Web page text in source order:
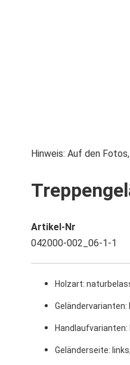
Zum
der
Bildgalerie
Hinweis: Auf den
Artikel-Nr
042000-002_06-1-1
Holzart:
Geländervarianten:
Geländerseite: